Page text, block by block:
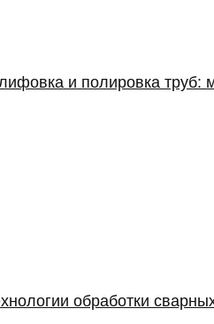
и полировка труб:
обработки